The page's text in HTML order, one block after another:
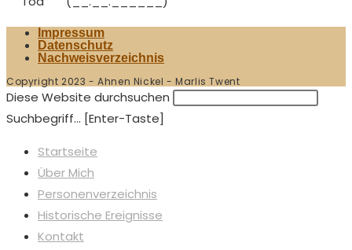
Impressum
Datenschutz
Nachweisverzeichnis
Copyright 2023 - Ahnen Nickel - Marlis Twent
Diese Website durchsuchen
Suchbegriff... [Enter-Taste]
Startseite
Über Mich
Personenverzeichnis
Historische Ereignisse
Kontakt